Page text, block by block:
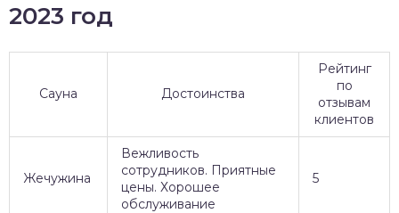
2023 год
Сауна Достоинства
Рейтинг
по
отзывам
клиентов
Жечужина
Вежливость
сотрудников. Приятные
цены. Хорошее
обслуживание
5